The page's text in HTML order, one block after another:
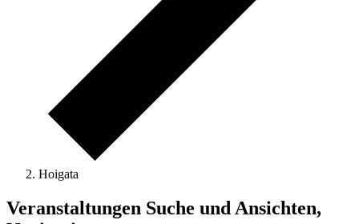
Hoigata
Veranstaltungen
Veranstaltungen Suche und Ansichten,